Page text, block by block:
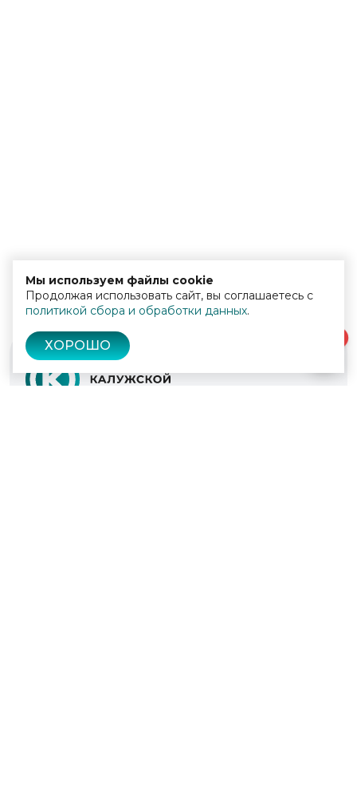
Мы используем файлы cookie
Продолжая использовать сайт, вы соглашаетесь с
политикой сбора и обработки данных.
ХОРОШО